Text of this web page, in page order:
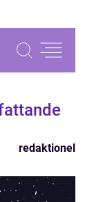
redaktionel